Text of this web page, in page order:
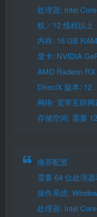
处理器: Intel
核／12 线程以上
内存: 16 GB RAM
显卡: NVIDIA
AMD Radeon
DirectX 版本: 12
网络: 宽带互联
存储空间: 需要
推荐配置
需要 64 位处理
操作系统:
处理器: Intel